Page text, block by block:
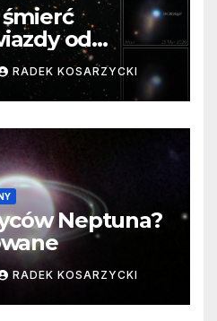
od
Niezwykle
RADEK KOSARZYCKI
Neptuna?
RADEK KOSARZYCKI